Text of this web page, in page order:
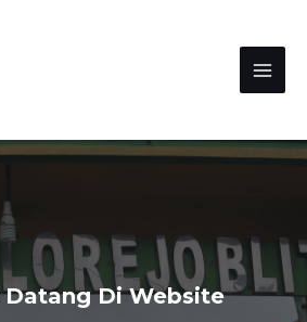
Di Website